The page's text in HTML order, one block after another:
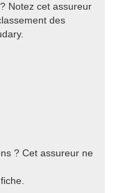
Notez cet assureur
des
? Cet assureur ne